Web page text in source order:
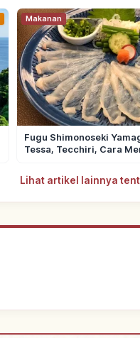
Makanan
Fugu Shimonoseki
Tessa, Tecchiri, Cara
Lihat artikel lainnya